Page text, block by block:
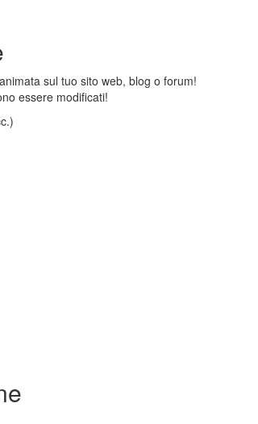
sul tuo sito web, blog o forum!
essere modificati!